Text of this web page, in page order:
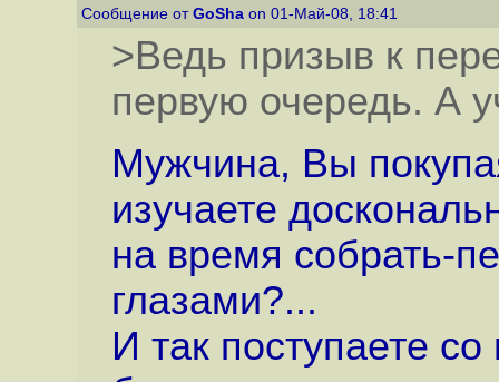
Сообщение от GoSha on 01-Май-08, 18:41
>Ведь призыв к
первую очередь. А
Мужчина, Вы
изучаете
на время собрать-
глазами?...
И так поступаете